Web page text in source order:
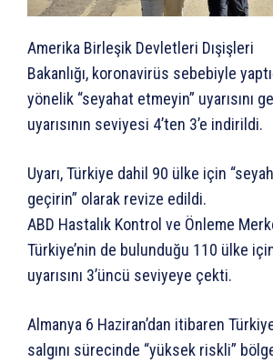
Amerika Birleşik Devletleri Dışişleri
Bakanlığı, koronavirüs sebebiyle
yönelik “seyahat etmeyin” uyarısını
uyarısının seviyesi 4’ten 3’e indirildi.
Uyarı, Türkiye dahil 90 ülke için
geçirin” olarak revize edildi.
ABD Hastalık Kontrol ve Önleme
Türkiye’nin de bulunduğu 110 ülke
uyarısını 3’üncü seviyeye çekti.
Almanya 6 Haziran’dan itibaren
salgını sürecinde “yüksek riskli”